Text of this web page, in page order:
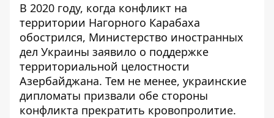
В 2020 году, когда конфликт на
территории Нагорного Карабаха
обострился, Министерство иностранных
дел Украины заявило о поддержке
территориальной целостности
Азербайджана. Тем не менее, украинские
дипломаты призвали обе стороны
конфликта прекратить кровопролитие.